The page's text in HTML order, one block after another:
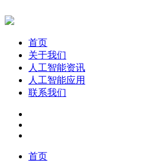
首页
关于我们
人工智能资讯
人工智能应用
联系我们
首页